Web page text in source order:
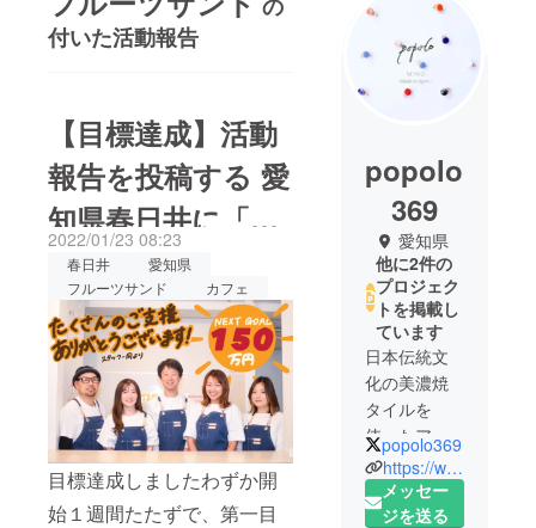
の
付いた活動報告
【目標達成】活動
報告を投稿する 愛
知県春日井に「食
品ロス削減で農家
さんを応援するフ
ルーツサンドカ
フェ」をオープン
2022/01/23 08:23
春日井
愛知県
フルーツサンド
カフェ
目標達成しましたわずか開
始１週間たたずで、第一目
popolo
369
愛知県
他に2件の
プロジェク
トを掲載し
ています
日本伝統文
化の美濃焼
タイルを
使ったアク
セサリーで
す。
タイルって
popolo369
https://www.popolo369.com/
メッセー
ジを送る